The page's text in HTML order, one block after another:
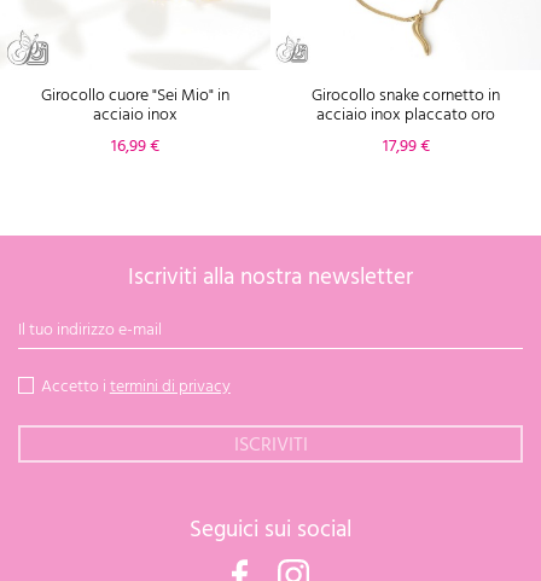
Girocollo cuore "Sei Mio" in
acciaio inox
Prezzo
16,99 €
Girocollo snake cornetto in
acciaio inox placcato oro
Prezzo
17,99 €
Iscriviti alla nostra newsletter
Accetto itermini di privacy
Seguici sui social
Facebook